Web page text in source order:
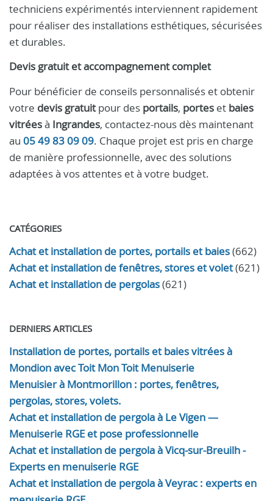
techniciens expérimentés interviennent rapidement
pour réaliser des installations esthétiques, sécurisées
et durables.
Devis gratuit et accompagnement complet
Pour bénéficier de conseils personnalisés et obtenir
votre devis gratuitpour des portails, portes et baies
vitréesà Ingrandes, contactez-nous dès maintenant
au 05 49 83 09 09. Chaque projet est pris en charge
de manière professionnelle, avec des solutions
adaptées à vos attentes et à votre budget.
CATÉGORIES
Achat et installation de portes, portails et baies(662)
Achat et installation de fenêtres, stores et volet(621)
Achat et installation de pergolas(621)
DERNIERS ARTICLES
Installation de portes, portails et baies vitrées à
Mondion avec Toit Mon Toit Menuiserie
Menuisier à Montmorillon : portes, fenêtres,
pergolas, stores, volets.
Achat et installation de pergola à Le Vigen —
Menuiserie RGE et pose professionnelle
Achat et installation de pergola à Vicq-sur-Breuilh -
Experts en menuiserie RGE
Achat et installation de pergola à Veyrac : experts en